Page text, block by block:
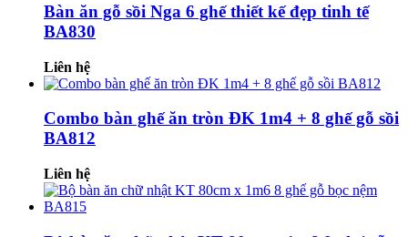
Bàn ăn gỗ sồi Nga 6 ghế thiết kế đẹp tinh tế
BA830
Liên hệ
Combo bàn ghế ăn tròn ĐK 1m4 + 8 ghế gỗ sồi
BA812
Liên hệ